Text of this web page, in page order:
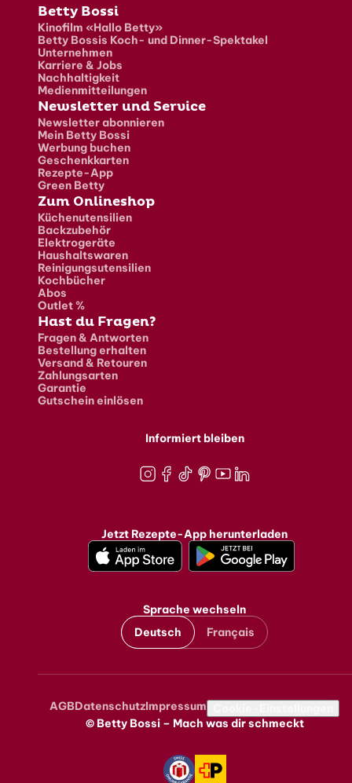
Fusszeile
Betty Bossi
Kinofilm «Hallo Betty»
Betty Bossis Koch- und Dinner-Spektakel
Unternehmen
Karriere & Jobs
Nachhaltigkeit
Medienmitteilungen
Newsletter und Service
Newsletter abonnieren
Mein Betty Bossi
Werbung buchen
Geschenkkarten
Rezepte-App
Green Betty
Zum Onlineshop
Küchenutensilien
Backzubehör
Elektrogeräte
Haushaltswaren
Reinigungsutensilien
Kochbücher
Abos
Outlet %
Hast du Fragen?
Fragen & Antworten
Bestellung erhalten
Versand & Retouren
Zahlungsarten
Garantie
Gutschein einlösen
Informiert bleiben
Jetzt Rezepte-App herunterladen
Sprache wechseln
Deutsch
Français
Metanavigation
AGBDatenschutzImpressum
© Betty Bossi – Mach was dir schmeckt